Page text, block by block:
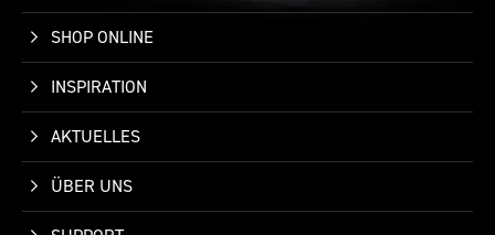
SHOP ONLINE
INSPIRATION
AKTUELLES
ÜBER UNS